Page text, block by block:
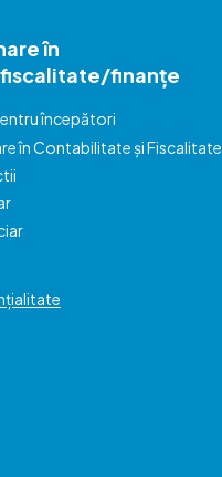
în
finanțe
începători
în Contabilitate și Fiscalitate